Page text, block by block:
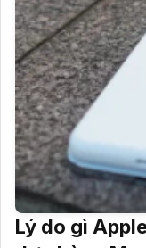
Lý do gì